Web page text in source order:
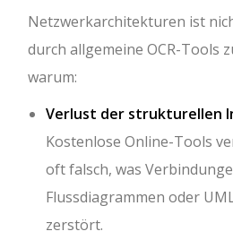
Netzwerkarchitekturen ist
durch allgemeine OCR-Tools
warum:
Verlust der strukturellen
Kostenlose Online-Tools
oft falsch, was
Flussdiagrammen oder
zerstört.